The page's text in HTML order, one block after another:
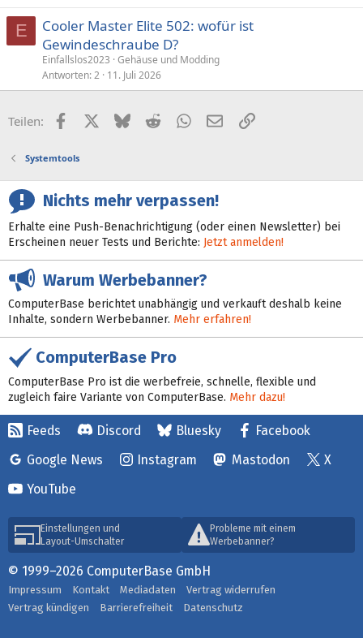
E
Cooler Master Elite 502: wofür ist
Gewindeschraube D?
Einfallslos2023 Gehäuse und Modding
Antworten 2 11. Juli 2026
Teilen: FacebookX (Twitter)
BlueskyRedditWhatsApp
E-MailLink
Systemtools
Nichts mehr verpassen!
Erhalte eine Push-Benachrichtigung (oder einen Newsletter) bei
Erscheinen neuer Tests und Berichte: Jetzt anmelden!
Warum Werbebanner?
ComputerBase berichtet unabhängig und verkauft deshalb keine
Inhalte, sondern Werbebanner. Mehr erfahren!
ComputerBase Pro
ComputerBase Pro ist die werbefreie, schnelle, flexible und
zugleich faire Variante von ComputerBase. Mehr dazu!
Feeds Discord Bluesky
Facebook
Google News
Instagram Mastodon
X
YouTube
Einstellungen und
Layout-Umschalter
Probleme mit einem
Werbebanner?
© 1999–2026 ComputerBase GmbH
Impressum Kontakt Mediadaten
Vertrag widerrufen
Vertrag kündigen
Barrierefreiheit Datenschutz